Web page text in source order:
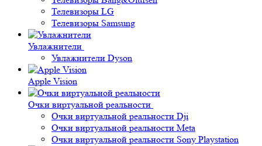
Телевизоры LG
Телевизоры Samsung
Увлажнители
Увлажнители Dyson
Apple Vision
Очки виртуальной реальности
Очки виртуальной реальности Dji
Очки виртуальной реальности Meta
Очки виртуальной реальности Sony Playstation